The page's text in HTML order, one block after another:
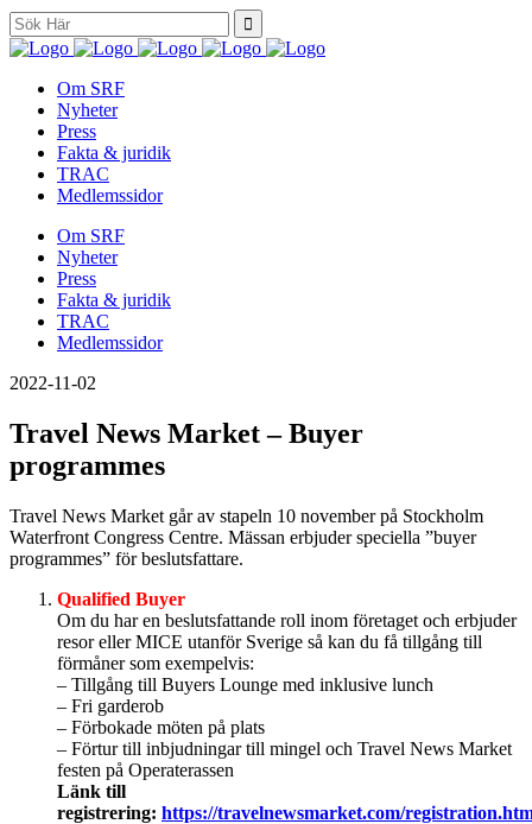
Search
for:
Om SRF
Nyheter
Press
Fakta & juridik
TRAC
Medlemssidor
Om SRF
Nyheter
Press
Fakta & juridik
TRAC
Medlemssidor
2022-11-02
Travel News Market – Buyer
programmes
Travel News Market går av stapeln 10 november på Stockholm
Waterfront Congress Centre. Mässan erbjuder speciella ”buyer
programmes” för beslutsfattare.
Qualified Buyer
Om du har en beslutsfattande roll inom företaget och erbjuder
resor eller MICE utanför Sverige så kan du få tillgång till
förmåner som exempelvis:
– Tillgång till Buyers Lounge med inklusive lunch
– Fri garderob
– Förbokade möten på plats
– Förtur till inbjudningar till mingel och Travel News Market
festen på Operaterassen
Länk till
registrering: https://travelnewsmarket.com/